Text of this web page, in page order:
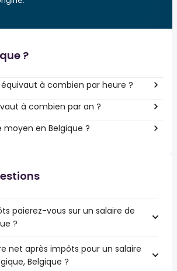
?
à combien par heure ?
à combien par an ?
moyen en Belgique ?
paierez-vous sur un salaire de
?
net après impôts pour un salaire
Belgique ?